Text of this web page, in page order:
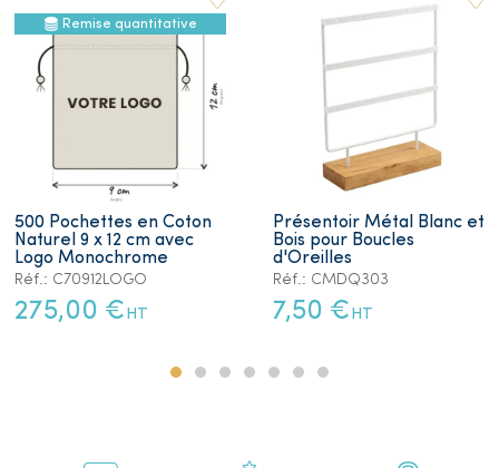
Remise quantitative
500 Pochettes en Coton
Naturel 9 x 12 cm avec
Logo Monochrome
Réf.: C70912LOGO
275,00 € HT
Présentoir Métal Blanc et
Bois pour Boucles
d'Oreilles
Réf.: CMDQ303
7,50 € HT